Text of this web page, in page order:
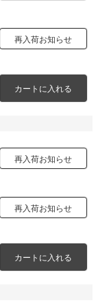
再入荷お知らせ
カートに入れる
再入荷お知らせ
再入荷お知らせ
カートに入れる